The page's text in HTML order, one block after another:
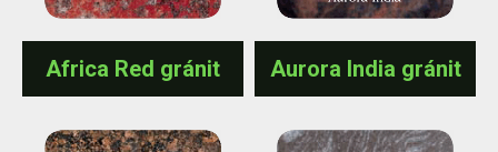
Africa Red gránit Aurora India gránit